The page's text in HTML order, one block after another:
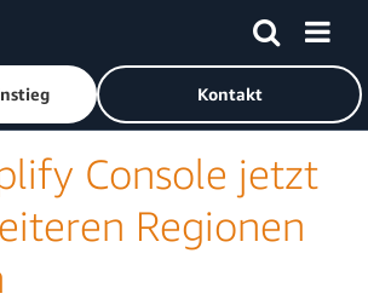
hier, um zur Amazon Web Services-Startseite
Kontakt
Console jetzt
Regionen